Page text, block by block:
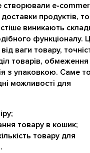
створювали e-
продуктів,
виникають
функціоналу.
ваги товару,
товарів, обмеження
з упаковкою. Саме
можливості для
товару в кошик;
товару для